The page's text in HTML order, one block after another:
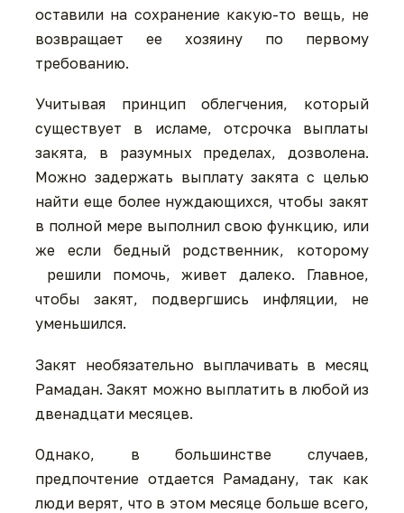
оставили на сохранение какую-то вещь, не
возвращает ее хозяину по первому
требованию.
Учитывая принцип облегчения, который
существует в исламе, отсрочка выплаты
закята, в разумных пределах, дозволена.
Можно задержать выплату закята с целью
найти еще более нуждающихся, чтобы закят
в полной мере выполнил свою функцию, или
же если бедный родственник, которому
решили помочь, живет далеко. Главное,
чтобы закят, подвергшись инфляции, не
уменьшился.
Закят необязательно выплачивать в месяц
Рамадан. Закят можно выплатить в любой из
двенадцати месяцев.
Однако, в большинстве случаев,
предпочтение отдается Рамадану, так как
люди верят, что в этом месяце больше всего,